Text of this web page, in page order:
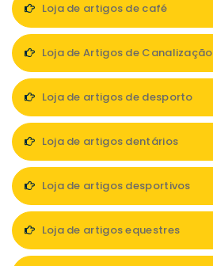
Loja de artigos de café
Loja de Artigos de Canalização
Loja de artigos de desporto
Loja de artigos dentários
Loja de artigos desportivos
Loja de artigos equestres